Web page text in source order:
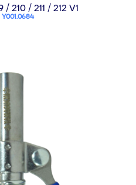
210 / 211 / 212 V1